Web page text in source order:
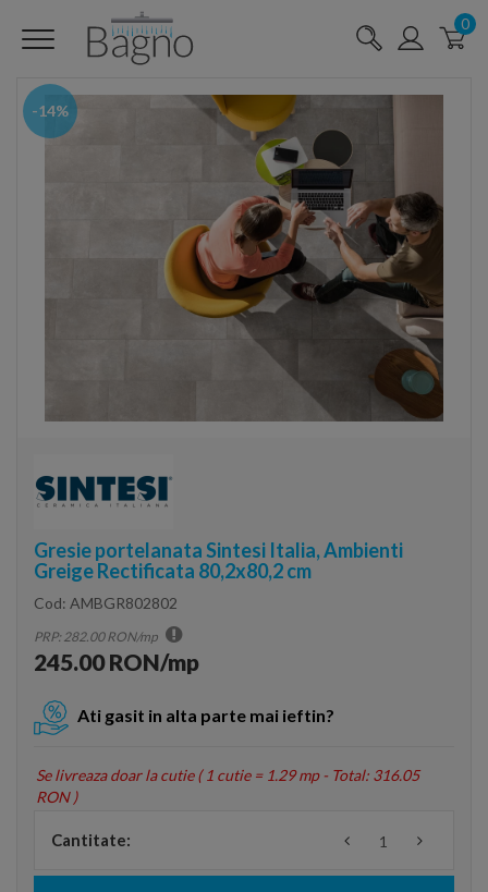
0
-14%
Gresie portelanata Sintesi Italia, Ambienti
Greige Rectificata 80,2x80,2 cm
Cod: AMBGR802802
PRP: 282.00 RON/mp
245.00 RON/mp
Ati gasit in alta parte mai ieftin?
Se livreaza doar la cutie (1 cutie = 1.29 mp - Total: 316.05
RON )
Cantitate: